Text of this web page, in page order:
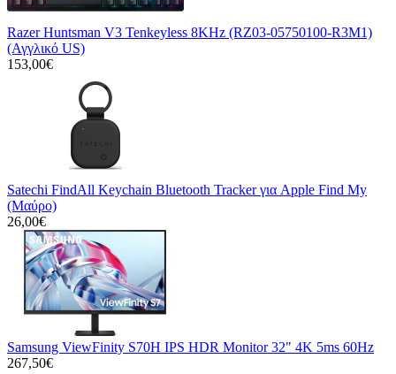
Razer Huntsman V3 Tenkeyless 8KHz (RZ03-05750100-R3M1)
(Αγγλικό US)
153,00€
Satechi FindAll Keychain Bluetooth Tracker για Apple Find My
(Μαύρο)
26,00€
Samsung ViewFinity S70H IPS HDR Monitor 32" 4K 5ms 60Hz
267,50€